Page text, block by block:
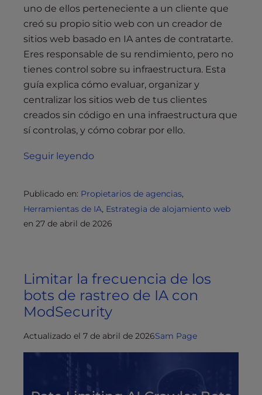
uno de ellos perteneciente a un cliente que
creó su propio sitio web con un creador de
sitios web basado en IA antes de contratarte.
Eres responsable de su rendimiento, pero no
tienes control sobre su infraestructura. Esta
guía explica cómo evaluar, organizar y
centralizar los sitios web de tus clientes
creados sin código en una infraestructura que
sí controlas, y cómo cobrar por ello.
Seguir leyendo
Publicado en: Propietarios de agencias,
Herramientas de IA, Estrategia de alojamiento web
en 27 de abril de 2026
Limitar la frecuencia de los
bots de rastreo de IA con
ModSecurity
Actualizado el 7 de abril de 2026Sam Page